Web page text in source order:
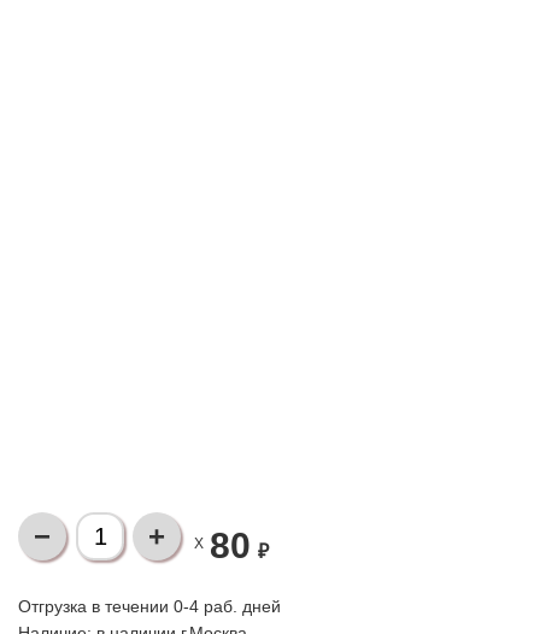
X 80 ₽
Отгрузка в течении 0-4 раб. дней